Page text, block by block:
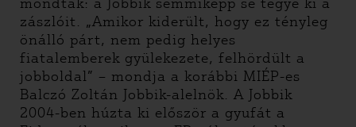
zászlóit. „Amikor kiderült, hogy ez tényleg
önálló párt, nem pedig helyes
fiatalemberek gyülekezete, felhördült a
jobboldal” – mondja a korábbi MIÉP-es
Balczó Zoltán Jobbik-alelnök. A Jobbik
2004-ben húzta ki először a gyufát a